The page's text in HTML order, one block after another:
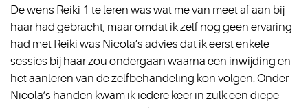
De wens Reiki 1 te leren was wat me van meet af aan bij
haar had gebracht, maar omdat ik zelf nog geen ervaring
had met Reiki was Nicola’s advies dat ik eerst enkele
sessies bij haar zou ondergaan waarna een inwijding en
het aanleren van de zelfbehandeling kon volgen. Onder
Nicola’s handen kwam ik iedere keer in zulk een diepe